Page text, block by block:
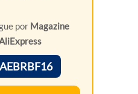
por Magazine